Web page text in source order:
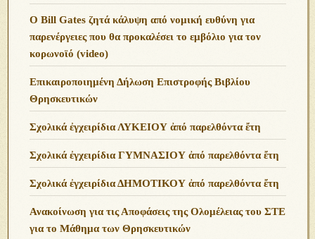
O Bill Gates ζητά κάλυψη από νομική ευθύνη για
παρενέργειες που θα προκαλέσει το εμβόλιο για τον
κορωνοϊό (video)
Επικαιροποιημένη Δήλωση Επιστροφής Βιβλίου
Θρησκευτικών
Σχολικά ἐγχειρίδια ΛΥΚΕΙΟΥ ἀπό παρελθόντα ἔτη
Σχολικά ἐγχειρίδια ΓΥΜΝΑΣΙΟΥ ἀπό παρελθόντα ἔτη
Σχολικά ἐγχειρίδια ΔΗΜΟΤΙΚΟΥ ἀπό παρελθόντα ἔτη
Ανακοίνωση για τις Αποφάσεις της Ολομέλειας του ΣΤΕ
για το Μάθημα των Θρησκευτικών